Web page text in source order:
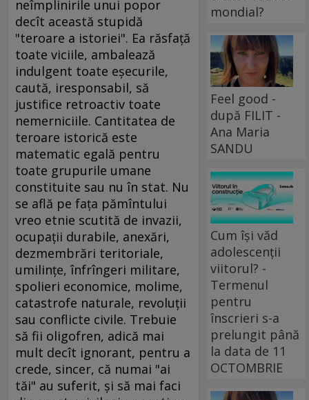
neîmplinirile unui popor
decît această stupidă
"teroare a istoriei". Ea răsfaţă
toate viciile, ambalează
indulgent toate eşecurile,
caută, iresponsabil, să
justifice retroactiv toate
nemerniciile. Cantitatea de
teroare istorică este
matematic egală pentru
toate grupurile umane
constituite sau nu în stat. Nu
se află pe faţa pămîntului
vreo etnie scutită de invazii,
ocupaţii durabile, anexări,
dezmembrări teritoriale,
umilinţe, înfrîngeri militare,
spolieri economice, molime,
catastrofe naturale, revoluţii
sau conflicte civile. Trebuie
să fii oligofren, adică mai
mult decît ignorant, pentru a
crede, sincer, că numai "ai
tăi" au suferit, şi să mai faci
mondial?
Feel good -
după FILIT -
Ana Maria
SANDU
Cum își văd
adolescenții
viitorul? -
Termenul
pentru
înscrieri s-a
prelungit până
la data de 11
OCTOMBRIE